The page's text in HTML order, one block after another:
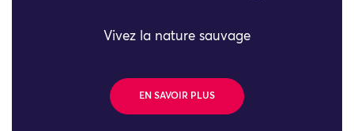
Vivez la nature sauvage
EN SAVOIR PLUS